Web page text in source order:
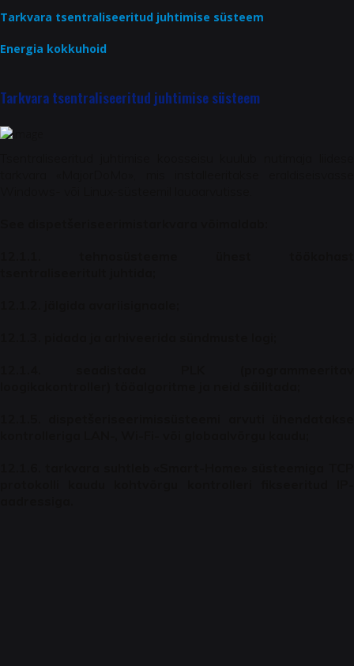
Tarkvara tsentraliseeritud juhtimise süsteem
Energia kokkuhoid
Tarkvara tsentraliseeritud juhtimise süsteem